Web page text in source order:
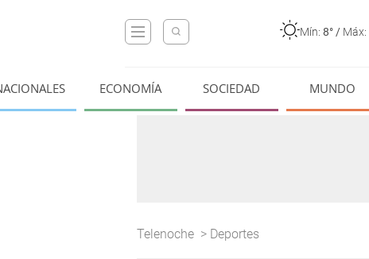
Mín: 8° / Máx:
ECONOMÍA SOCIEDAD MUNDO
Telenoche > Deportes